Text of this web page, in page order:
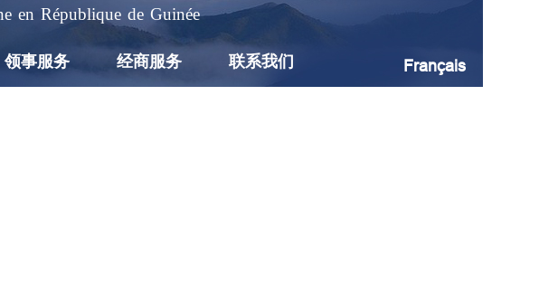
en République de Guinée
领事服务 经商服务 联系我们 Français